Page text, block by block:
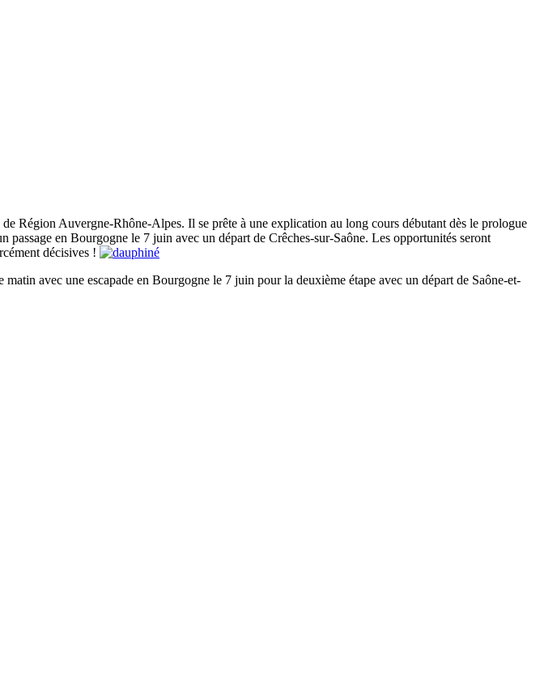
Région Auvergne-Rhône-Alpes. Il se prête à une explication au long cours débutant dès le prologue
en Bourgogne le 7 juin avec un départ de Crêches-sur-Saône. Les opportunités seront
décisives !
avec une escapade en Bourgogne le 7 juin pour la deuxième étape avec un départ de Saône-et-